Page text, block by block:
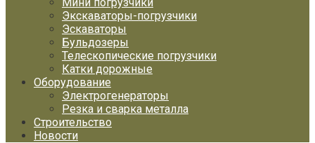
Экскаваторы-погрузчики
Эскаваторы
Бульдозеры
Телескопические погрузчики
Катки дорожные
Оборудование
Электрогенераторы
Резка и сварка металла
Строительство
Новости